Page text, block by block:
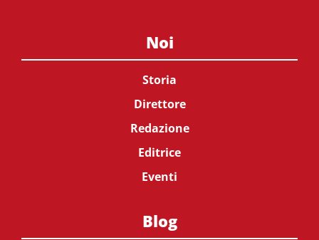
Noi
Storia
Direttore
Redazione
Editrice
Eventi
Blog